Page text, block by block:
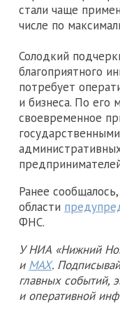
стали чаще
числе по
Солодкий
благоприятного
потребует
и бизнеса. По его
своевременное
Ранее
области
ФНС.
У НИА «Нижний
и MAX.
главных событий,
и оперативной